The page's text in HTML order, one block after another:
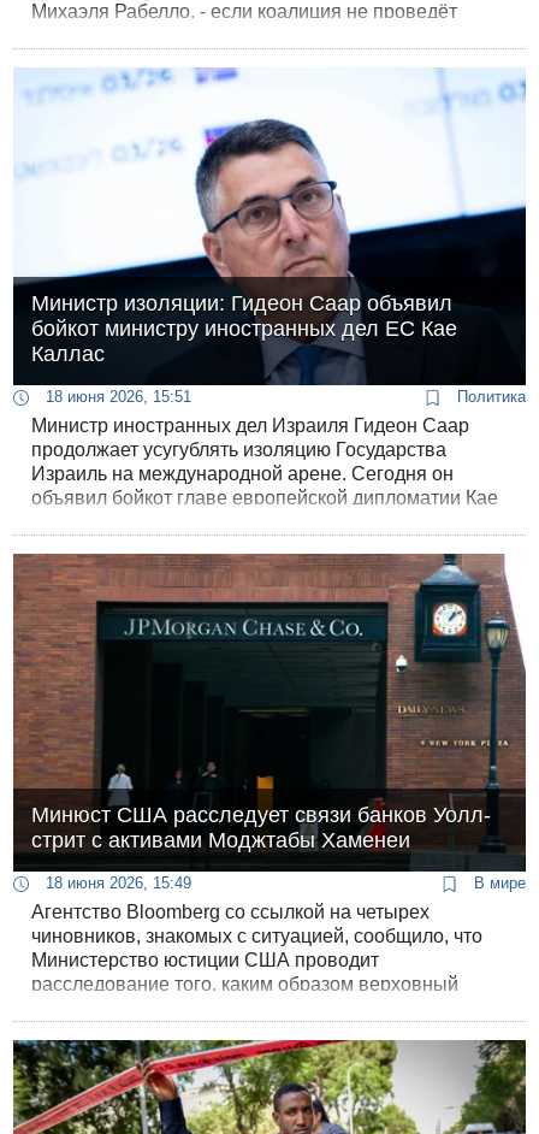
Михаэля Рабелло, - если коалиция не проведёт
источники в партиях.
Министр изоляции: Гидеон Саар объявил
бойкот министру иностранных дел ЕС Кае
Каллас
18 июня 2026, 15:51 Политика
Министр иностранных дел Израиля Гидеон Саар
продолжает усугублять изоляцию Государства
Израиль на международной арене. Сегодня он
объявил бойкот главе европейской дипломатии Кае
Минюст США расследует связи банков Уолл-
стрит с активами Моджтабы Хаменеи
18 июня 2026, 15:49 В мире
Агентство Bloomberg со ссылкой на четырех
чиновников, знакомых с ситуацией, сообщило, что
Министерство юстиции США проводит
расследование того, каким образом верховный
инвестиционный портфель, связанный с банками
Уолл-стрит.